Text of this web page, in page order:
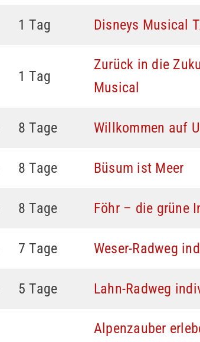
1 Tag Disneys Musical
1 Tag
Zurück in die
Musical
8 Tage Willkommen auf
8 Tage Büsum ist Meer
8 Tage Föhr – die grüne
7 Tage Weser-Radweg
5 Tage Lahn-Radweg
Alpenzauber